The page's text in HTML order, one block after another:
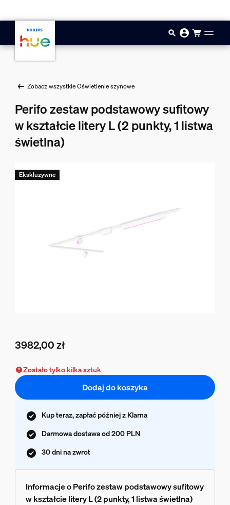
Zobacz wszystkie Oświetlenie szynowe
Perifo zestaw podstawowy sufitowy
w kształcie litery L (2 punkty, 1 listwa
świetlna)
3982,00 zł
Ekskluzywne
Zostało tylko kilka sztuk
Dodaj do koszyka
Kup teraz, zapłać później z Klarna
Darmowa dostawa od 200 PLN
30 dni na zwrot
Informacje o Perifo zestaw podstawowy sufitowy
w kształcie litery L (2 punkty, 1 listwa świetlna)